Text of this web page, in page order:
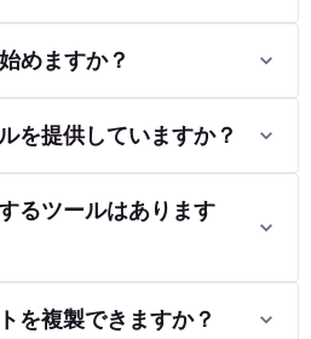
めますか？
を提供していますか？
るツールはあります
を複製できますか？